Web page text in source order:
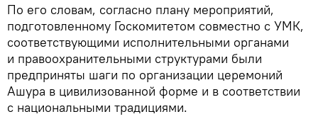
По его словам, согласно плану мероприятий,
подготовленному Госкомитетом совместно с УМК,
соответствующими исполнительными органами
и правоохранительными структурами были
предприняты шаги по организации церемоний
Ашура в цивилизованной форме и в соответствии
с национальными традициями.